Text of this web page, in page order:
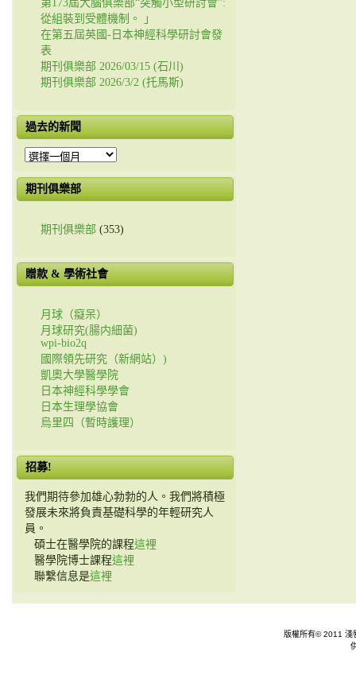
第173屆大腦俱樂部“突觸小型研討會”:
從組裝到受體機制。 」
在第五屆英國-日本神經科學研討會發
表
期刊俱樂部 2026/03/15 (石川)
期刊俱樂部 2026/3/2 (托馬斯)
過去的新聞
過
的
新
期刊俱樂部
期刊俱樂部 (353)
贈款 & 學術社會
月球（癡呆）
月球研究(腸内細菌)
wpi-bio2q
國際領先研究（新網站）)
凱奧大學醫學院
日本神經科學學會
日本生理學協會
烏里四（暫時護理）
招募!
我們期待參加雄心勃勃的人。我們將積極
發展未來將負責基礎科學的年輕研究人
員。
碩士在醫學院的課程這裡
醫學院博士課程這裡
聯繫信息是這裡
版權所有© 2011 淺